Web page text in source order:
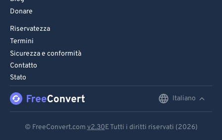
Donare
Riservatezza
Termini
Sicurezza e conformità
Contatto
Stato
Italiano
© FreeConvert.com v2.30E Tutti i diritti riservati (2026)